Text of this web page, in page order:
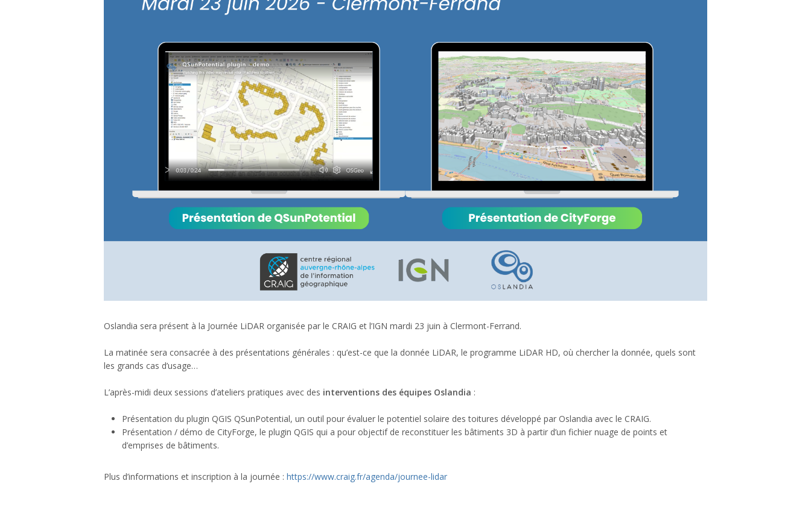
Oslandia sera présent à la Journée LiDAR organisée par le CRAIG et l’IGN mardi 23 juin à Clermont-Ferrand.
La matinée sera consacrée à des présentations générales : qu’est-ce que la donnée LiDAR, le programme LiDAR HD, où chercher la donnée, quels sont
les grands cas d’usage…
L’après-midi deux sessions d’ateliers pratiques avec des interventions des équipes Oslandia :
Présentation du plugin QGIS QSunPotential, un outil pour évaluer le potentiel solaire des toitures développé par Oslandia avec le CRAIG.
Présentation / démo de CityForge, le plugin QGIS qui a pour objectif de reconstituer les bâtiments 3D à partir d’un fichier nuage de points et
d’emprises de bâtiments.
Plus d’informations et inscription à la journée : https://www.craig.fr/agenda/journee-lidar